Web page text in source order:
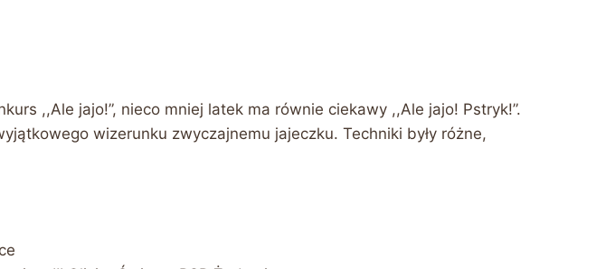
,,Ale jajo!”, nieco mniej latek ma równie ciekawy ,,Ale jajo! Pstryk!”.
wizerunku zwyczajnemu jajeczku. Techniki były różne,